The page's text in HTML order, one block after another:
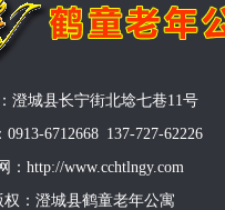
澄城县长宁街北埝七巷11号
0913-6712668 137-727-62226
：http://www.cchtlngy.com
权：澄城县鹤童老年公寓